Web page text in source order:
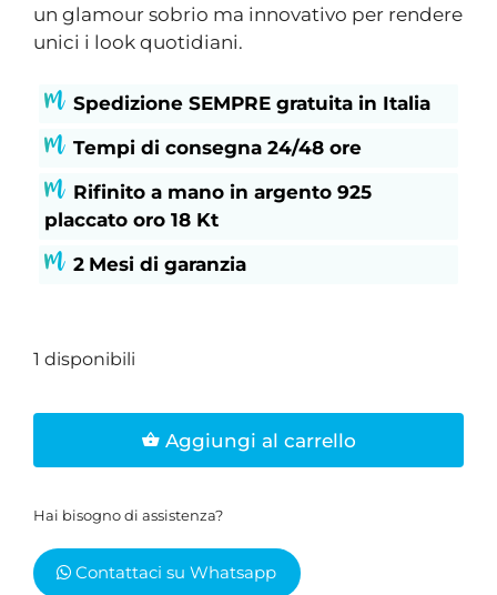
€30,00.€25,50.
un glamour sobrio ma innovativo per rendere
unici i look quotidiani.
Spedizione SEMPRE gratuita in Italia
Tempi di consegna 24/48 ore
Rifinito a mano in argento 925
placcato oro 18 Kt
2 Mesi di garanzia
1 disponibili
Mono
SPARKLING
HOOP
quantità
Aggiungi al carrello
Hai bisogno di assistenza?
Contattaci su Whatsapp